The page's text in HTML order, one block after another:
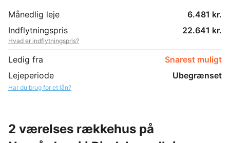
Månedlig leje
6.481 kr.
Indflytningspris
22.641 kr.
Hvad er indflytningspris?
Ledig fra
Snarest muligt
Lejeperiode
Ubegrænset
Har du brug for et lån?
2 værelses rækkehus på